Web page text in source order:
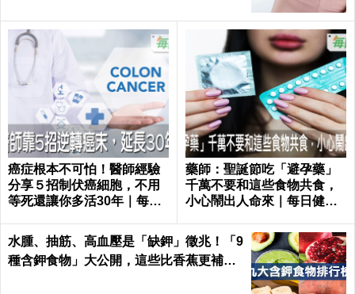
癌症根本不可怕！醫師經驗
分享５招制伏癌細胞，不用
等死還讓你多活30年｜每日
藥師：聖誕節吃「避孕藥」
千萬不要和這些食物共食，
小心鬧出人命來｜每日健康
水腫、抽筋、高血壓是「缺鉀」徵兆！「9
種含鉀食物」大公開，這些比香蕉更補鉀